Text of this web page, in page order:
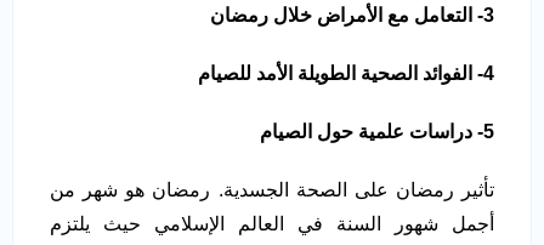
3- التعامل مع الأمراض خلال رمضان
4- الفوائد الصحية الطويلة الأمد للصيام
5- دراسات علمية حول الصيام
تأثير رمضان على الصحة الجسدية. رمضان هو شهر من
أجمل شهور السنة في العالم الإسلامي حيث يلتزم